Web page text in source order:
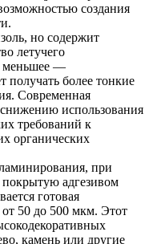
создания
но содержит
летучего
меньшее —
получать более тонкие
Современная
использования
требований к
органических
при
адгезивом
готовая
50 до 500 мкм. Этот
камень или другие